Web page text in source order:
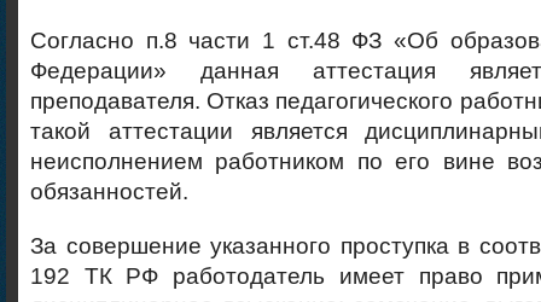
Согласно п.8 части 1 ст.48 ФЗ «Об
Федерации» данная аттестация
преподавателя. Отказ педагогического
такой аттестации является
неисполнением работником по его вине
обязанностей.
За совершение указанного проступка в
192 ТК РФ работодатель имеет право